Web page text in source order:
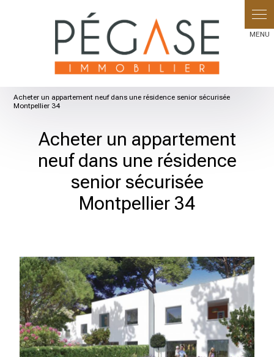
Acheter un appartement neuf dans une résidence senior sécurisée
Montpellier 34
Acheter un appartement
neuf dans une résidence
senior sécurisée
Montpellier 34